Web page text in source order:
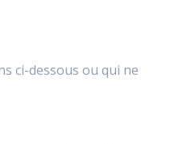
ci-dessous ou qui ne